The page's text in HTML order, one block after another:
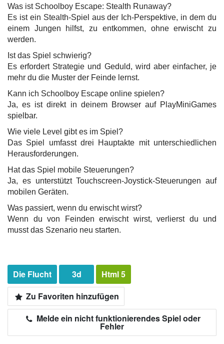
Was ist Schoolboy Escape: Stealth Runaway?
Es ist ein Stealth-Spiel aus der Ich-Perspektive, in dem du
einem Jungen hilfst, zu entkommen, ohne erwischt zu
werden.
Ist das Spiel schwierig?
Es erfordert Strategie und Geduld, wird aber einfacher, je
mehr du die Muster der Feinde lernst.
Kann ich Schoolboy Escape online spielen?
Ja, es ist direkt in deinem Browser auf PlayMiniGames
spielbar.
Wie viele Level gibt es im Spiel?
Das Spiel umfasst drei Hauptakte mit unterschiedlichen
Herausforderungen.
Hat das Spiel mobile Steuerungen?
Ja, es unterstützt Touchscreen-Joystick-Steuerungen auf
mobilen Geräten.
Was passiert, wenn du erwischt wirst?
Wenn du von Feinden erwischt wirst, verlierst du und
musst das Szenario neu starten.
Die Flucht 3d
Html 5
Zu Favoriten hinzufügen
Melde ein nicht funktionierendes Spiel oder
Fehler